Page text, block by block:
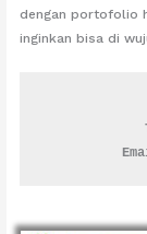
dengan portofolio
inginkan bisa di